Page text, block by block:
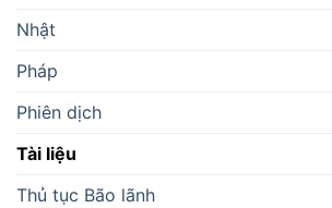
Nhật
Pháp
Phiên dịch
Tài liệu
Thủ tục Bão lãnh